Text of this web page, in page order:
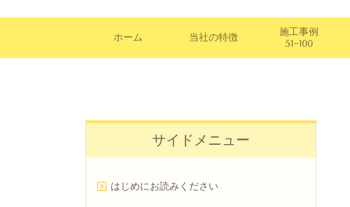
ホーム 当社の特徴
施工事例
51~100
サイドメニュー
はじめにお読みください